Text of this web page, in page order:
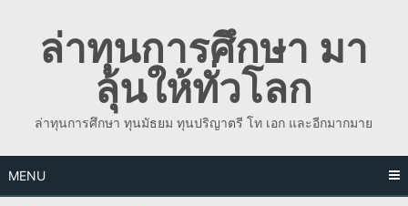
contentล่าทุนการศึกษา มา
ลุ้นให้ทั่วโลก
ล่าทุนการศึกษา ทุนมัธยม ทุนปริญาตรี โท เอก และอีกมากมาย
MENU